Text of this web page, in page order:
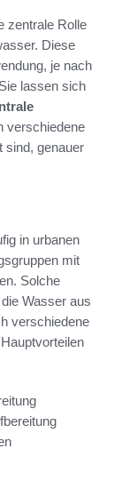
zentrale Rolle
Diese
je nach
lassen sich
verschiedene
sind, genauer
in urbanen
mit
Solche
Wasser aus
verschiedene